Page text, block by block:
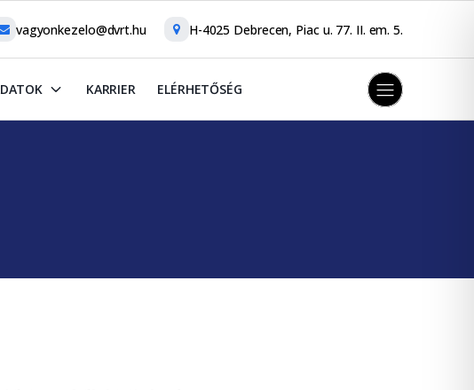
vagyonkezelo@dvrt.hu H-4025 Debrecen, Piac u. 77. II. em. 5.
KARRIER ELÉRHETŐSÉG